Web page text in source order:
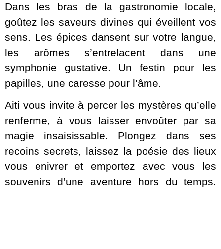
Dans les bras de la gastronomie locale,
goûtez les saveurs divines qui éveillent vos
sens. Les épices dansent sur votre langue,
les arômes s’entrelacent dans une
symphonie gustative. Un festin pour les
papilles, une caresse pour l’âme.
Aiti vous invite à percer les mystères qu’elle
renferme, à vous laisser envoûter par sa
magie insaisissable. Plongez dans ses
recoins secrets, laissez la poésie des lieux
vous enivrer et emportez avec vous les
souvenirs d’une aventure hors du temps.